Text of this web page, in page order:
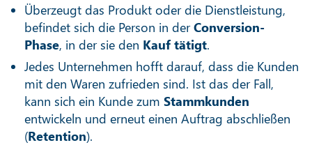
Überzeugt das Produkt oder die Dienstleistung,
befindet sich die Person in derConversion-
Phase, in der sie den Kauf tätigt.
Jedes Unternehmen hofft darauf, dass die Kunden
mit den Waren zufrieden sind. Ist das der Fall,
kann sich ein Kunde zum Stammkunden
entwickeln und erneut einen Auftrag abschließen
(Retention).